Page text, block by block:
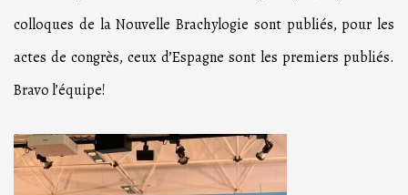
colloques de la Nouvelle Brachylogie sont publiés, pour les
actes de congrès, ceux d’Espagne sont les premiers publiés.
Bravo l’équipe!